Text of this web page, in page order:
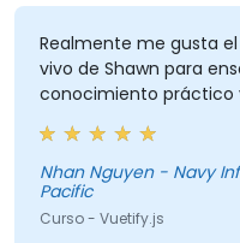
Realmente me gusta
vivo de Shawn para
conocimiento práctico
Nhan Nguyen - Navy
Pacific
Curso - Vuetify.js